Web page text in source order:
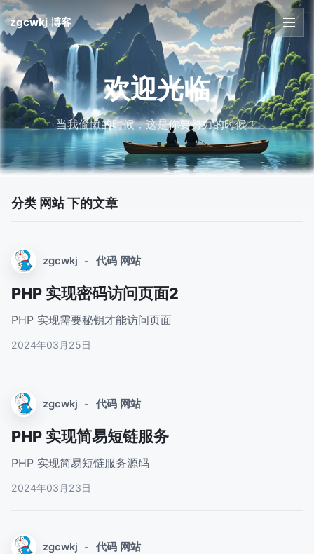
zgcwkj 博客
首页
文章
友链
关于
欢迎光临
当我偷懒的时候，这是你要努力的时候！
分类 网站 下的文章
zgcwkj - 代码 网站
PHP 实现密码访问页面2
PHP 实现需要秘钥才能访问页面
2024年03月25日
zgcwkj - 代码 网站
PHP 实现简易短链服务
PHP 实现简易短链服务源码
2024年03月23日
zgcwkj - 代码 网站